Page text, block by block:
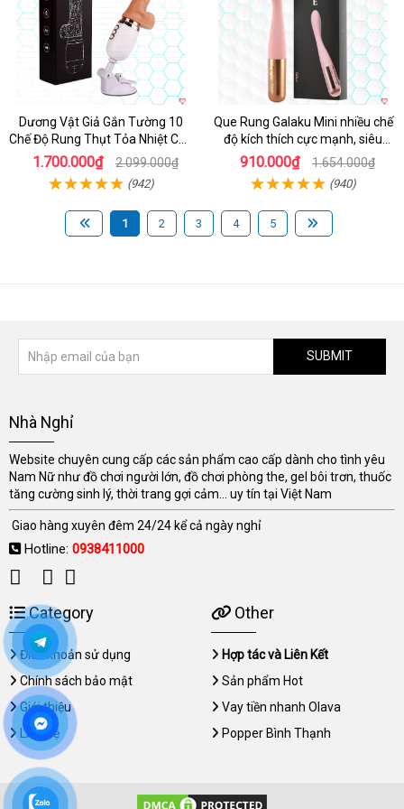
Dương Vật Giả Gắn Tường 10
Chế Độ Rung Thụt Tỏa Nhiệt Cao
Cấp
1.700.000₫ 2.099.000₫
(942)
Que Rung Galaku Mini nhiều chế
độ kích thích cực mạnh, siêu
sướng
910.000₫ 1.654.000₫
(940)
1 2 3 4 5
SUBMIT
Nhà Nghỉ
Website chuyên cung cấp các sản phẩm cao cấp dành cho tình yêu
Nam Nữ như đồ chơi người lớn, đồ chơi phòng the, gel bôi trơn, thuốc
tăng cường sinh lý, thời trang gợi cảm... uy tín tại Việt Nam
Giao hàng xuyên đêm 24/24 kể cả ngày nghỉ
Hotline: 0938411000
Category
Điều khoản sử dụng
Chính sách bảo mật
Giới thiệu
Liên hệ
Other
Hợp tác và Liên Kết
Sản phẩm Hot
Vay tiền nhanh Olava
Popper Bình Thạnh